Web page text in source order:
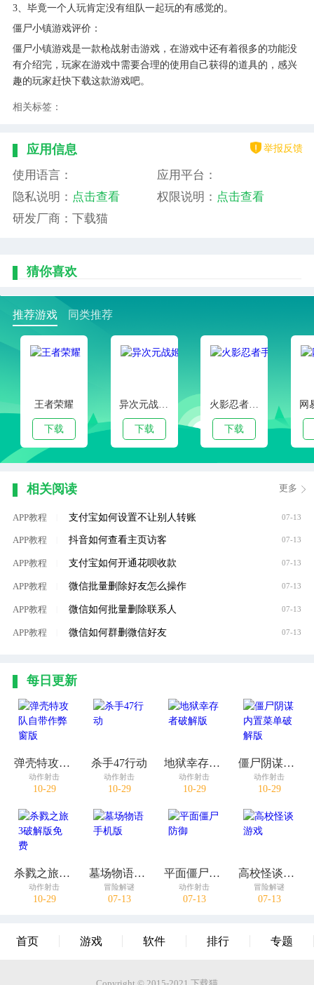
3、毕竟一个人玩肯定没有组队一起玩的有感觉的。
僵尸小镇游戏评价：
僵尸小镇游戏是一款枪战射击游戏，在游戏中还有着很多的功能没
有介绍完，玩家在游戏中需要合理的使用自己获得的道具的，感兴
趣的玩家赶快下载这款游戏吧。
相关标签：
应用信息 举报反馈
使用语言：
应用平台：
隐私说明： 点击查看 权限说明： 点击查看
研发厂商：下载猫
猜你喜欢
推荐游戏 同类推荐
王者荣耀
下载
异次元战姬手游下载
下载
火影忍者手游
下载
相关阅读 更多
APP教程 支付宝如何设置不让别人转账 07-13
APP教程 抖音如何查看主页访客 07-13
APP教程 支付宝如何开通花呗收款 07-13
APP教程 微信批量删除好友怎么操作 07-13
APP教程 微信如何批量删除联系人 07-13
APP教程 微信如何群删微信好友 07-13
每日更新
弹壳特攻队自带作弊窗版
动作射击
10-29
杀手47行动
动作射击
10-29
地狱幸存者破解版
动作射击
10-29
僵尸阴谋内置菜单破解版
动作射击
10-29
杀戮之旅3破解版免费
动作射击
10-29
墓场物语手机版
冒险解谜
07-13
平面僵尸防御
动作射击
07-13
高校怪谈游戏
冒险解谜
07-13
首页 游戏 软件 排行 专题